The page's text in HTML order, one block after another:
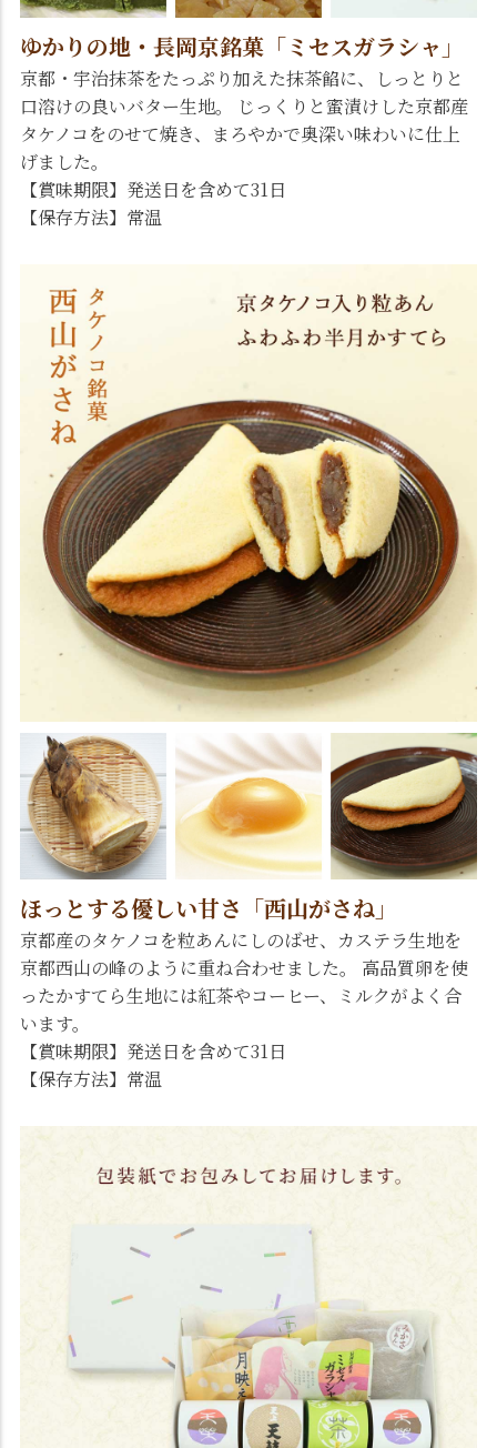
ゆかりの地・長岡京銘菓「ミセスガラシャ」
京都・宇治抹茶をたっぷり加えた抹茶餡に、しっとりと
口溶けの良いバター生地。 じっくりと蜜漬けした京都産
タケノコをのせて焼き、まろやかで奥深い味わいに仕上
げました。
【賞味期限】発送日を含めて31日
【保存方法】常温
ほっとする優しい甘さ「西山がさね」
京都産のタケノコを粒あんにしのばせ、カステラ生地を
京都西山の峰のように重ね合わせました。 高品質卵を使
ったかすてら生地には紅茶やコーヒー、ミルクがよく合
います。
【賞味期限】発送日を含めて31日
【保存方法】常温